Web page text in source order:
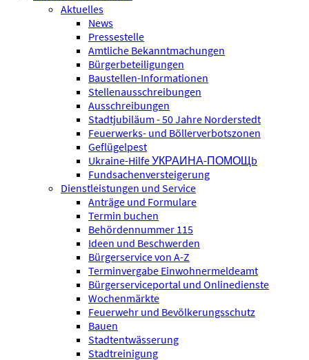
Aktuelles
News
Pressestelle
Amtliche Bekanntmachungen
Bürgerbeteiligungen
Baustellen-Informationen
Stellenausschreibungen
Ausschreibungen
Stadtjubiläum - 50 Jahre Norderstedt
Feuerwerks- und Böllerverbotszonen
Geflügelpest
Ukraine-Hilfe УКРАИНА-ПОМОЩb
Fundsachenversteigerung
Dienstleistungen und Service
Anträge und Formulare
Termin buchen
Behördennummer 115
Ideen und Beschwerden
Bürgerservice von A-Z
Terminvergabe Einwohnermeldeamt
Bürgerserviceportal und Onlinedienste
Wochenmärkte
Feuerwehr und Bevölkerungsschutz
Bauen
Stadtentwässerung
Stadtreinigung